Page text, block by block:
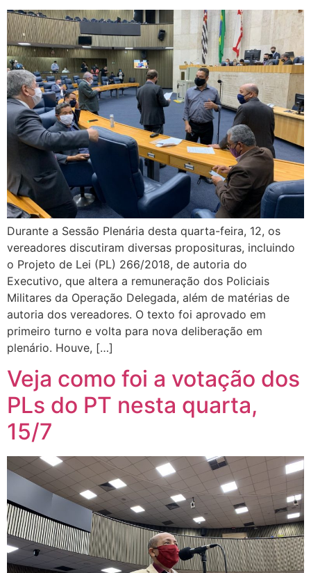
Durante a Sessão Plenária desta quarta-feira, 12, os
vereadores discutiram diversas proposituras, incluindo
o Projeto de Lei (PL) 266/2018, de autoria do
Executivo, que altera a remuneração dos Policiais
Militares da Operação Delegada, além de matérias de
autoria dos vereadores. O texto foi aprovado em
primeiro turno e volta para nova deliberação em
plenário. Houve, […]
Veja como foi a votação dos
PLs do PT nesta quarta,
15/7